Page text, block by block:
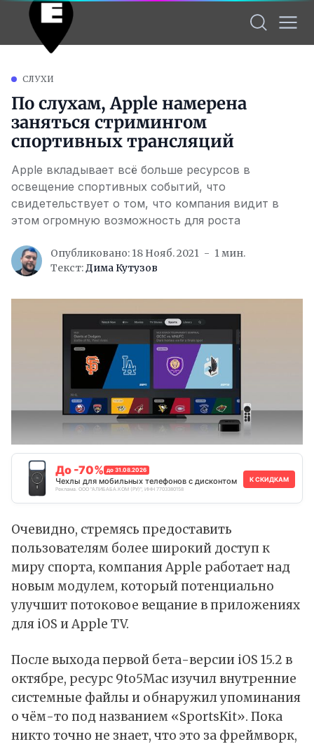
СЛУХИ
По слухам, Apple намерена
заняться стримингом
спортивных трансляций
Apple вкладывает всё больше ресурсов в
освещение спортивных событий, что
свидетельствует о том, что компания видит в
этом огромную возможность для роста
Опубликовано: 18 Нояб. 2021
1 мин.
Текст:Дима Кутузов
До -70% до 31.08.2026
Чехлы для мобильных телефонов с дисконтом
Реклама. ООО "АЛИБАБА.КОМ (РУ)", ИНН 7703380158
К СКИДКАМ
Очевидно, стремясь предоставить
пользователям более широкий доступ к
миру спорта, компания Apple работает над
новым модулем, который потенциально
улучшит потоковое вещание в приложениях
для iOS и Apple TV.
После выхода первой бета-версии iOS 15.2 в
октябре, ресурс 9to5Macизучилвнутренние
системные файлы и обнаружил упоминания
о чём-то под названием «SportsKit». Пока
никто точно не знает, что это за фреймворк,